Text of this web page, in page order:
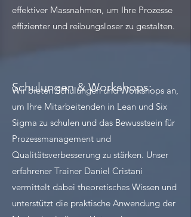
effektiver Massnahmen, um Ihre Prozesse
effizienter und reibungsloser zu gestalten.​
Wir bieten Schulungen und Workshops an,
um Ihre Mitarbeitenden in Lean und Six
Sigma zu schulen und das Bewusstsein für
Prozessmanagement und
Qualitätsverbesserung zu stärken. Unser
erfahrener Trainer Daniel Cristani
vermittelt dabei theoretisches Wissen und
unterstützt die praktische Anwendung der
Schulungen & Workshops: